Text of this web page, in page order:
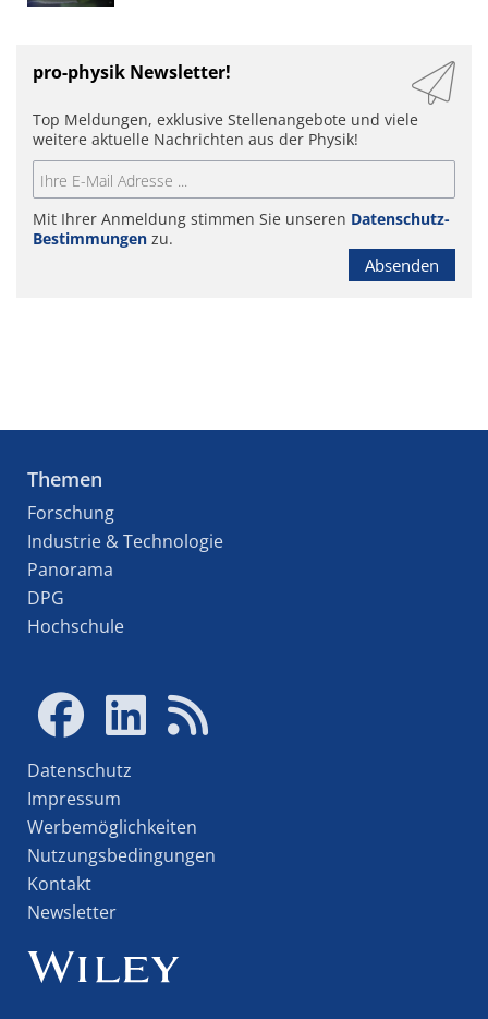
pro-physik Newsletter!
Top Meldungen, exklusive Stellenangebote und viele
weitere aktuelle Nachrichten aus der Physik!
Mit Ihrer Anmeldung stimmen Sie unseren Datenschutz-
Bestimmungen zu.
Absenden
Themen
Forschung
Industrie & Technologie
Panorama
DPG
Hochschule
Datenschutz
Impressum
Werbemöglichkeiten
Nutzungsbedingungen
Kontakt
Newsletter